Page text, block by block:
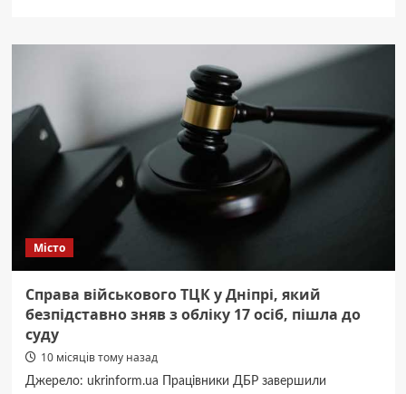
закуска:
Місто
Справа військового ТЦК у Дніпрі, який
безпідставно зняв з обліку 17 осіб, пішла до
суду
10 місяців тому назад
Джерело: ukrinform.ua Працівники ДБР завершили